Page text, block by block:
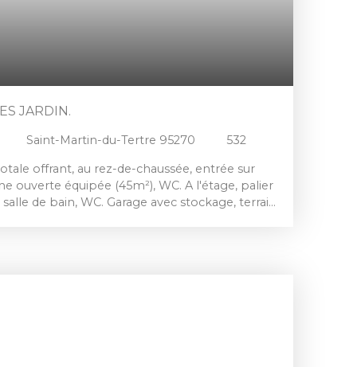
JARDIN.
Saint-Martin-du-Tertre 95270
532
offrant, au rez-de-chaussée, entrée sur
ouverte équipée (45m²), WC. A l'étage, palier
de bain, WC. Garage avec stockage, terrain